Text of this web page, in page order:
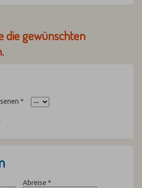
die gewünschten
*
Abreise*